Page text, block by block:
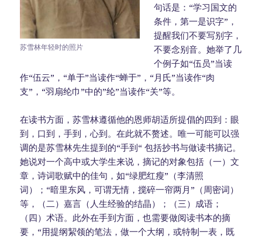
苏雪林年轻时的照片
句话是：“学习国文的
条件，第一是识字”，
提醒我们不要写别字，
不要念别音。她举了几
个例子如“伍员”当读
作“伍云”，“单于”当读作“蝉于”，“月氏”当读作“肉
支”，“羽扇纶巾”中的”纶”当读作“关”等。
在读书方面，苏雪林遵循他的恩师胡适所提倡的四到：眼
到，口到，手到，心到。在此就不赘述。唯一可能可以强
调的是苏雪林先生提到的“手到“ 包括抄书与做读书摘记。
她说对一个高中或大学生来说，摘记的对象包括（一）文
章，诗词歌赋中的佳句，如“绿肥红瘦”（李清照
词）；“暗里东风，可谓无情，搅碎一帘两月”（周密词）
等，（二）嘉言（人生经验的结晶）；（三）成语；
（四）术语。此外在手到方面，也需要做阅读书本的摘
要，“用提纲絜领的笔法，做一个大纲，或特制一表，既